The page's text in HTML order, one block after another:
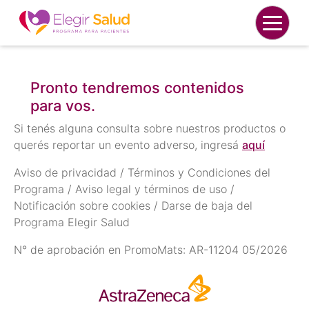
Pronto tendremos contenidos
para vos.
Si tenés alguna consulta sobre nuestros productos o
querés reportar un evento adverso, ingresá aquí
Aviso de privacidad / Términos y Condiciones del
Programa / Aviso legal y términos de uso /
Notificación sobre cookies / Darse de baja del
Programa Elegir Salud
N° de aprobación en PromoMats: AR-11204 05/2026